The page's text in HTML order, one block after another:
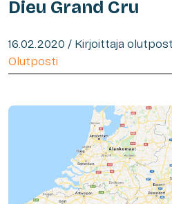
Dieu Grand Cru
16.02.2020 / Kirjoittaja
Olutposti